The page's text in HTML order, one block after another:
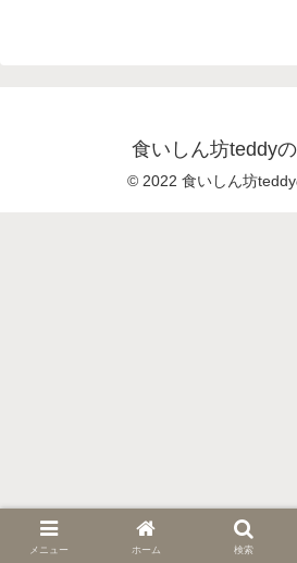
食いしん坊teddy
© 2022 食いしん坊teddy
メニュー ホーム 検索